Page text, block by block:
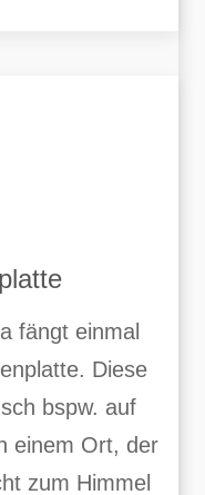
fängt einmal
Diese
bspw. auf
einem Ort, der
zum Himmel